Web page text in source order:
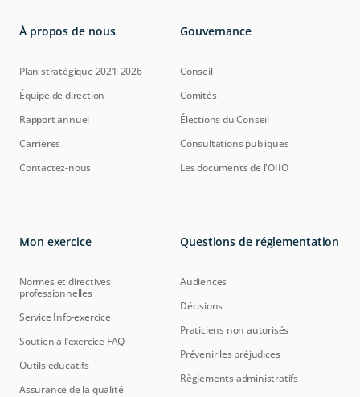
À propos de nous
Plan stratégique 2021-2026
Équipe de direction
Rapport annuel
Carrières
Contactez-nous
Gouvernance
Conseil
Comités
Élections du Conseil
Consultations publiques
Les documents de l'OIIO
Mon exercice
Normes et directives
professionnelles
Service Info-exercice
Soutien à l’exercice FAQ
Outils éducatifs
Assurance de la qualité
Questions de réglementation
Audiences
Décisions
Praticiens non autorisés
Prévenir les préjudices
Règlements administratifs